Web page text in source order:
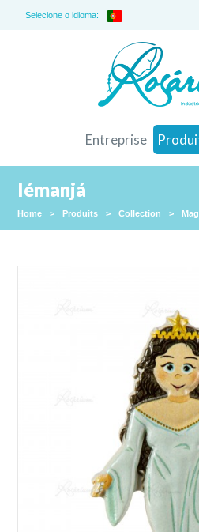
Selecione o idioma:
Entreprise
Iémanjá
Home > Produits > Collection >